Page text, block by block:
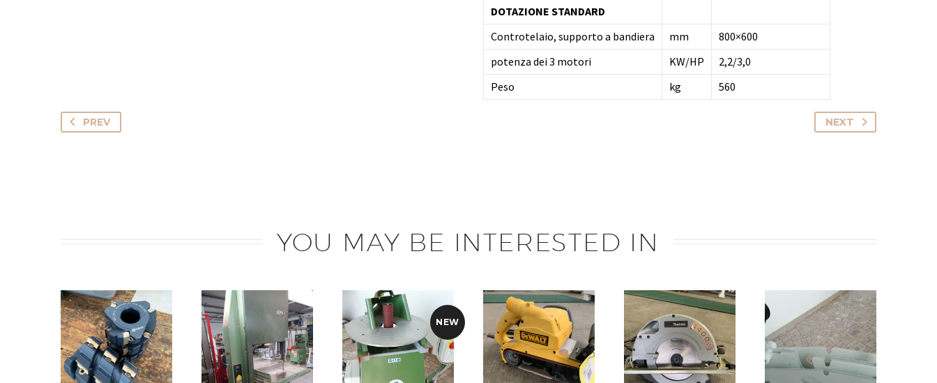
DOTAZIONE STANDARD
Controtelaio, supporto a bandiera
mm
800×600
potenza dei 3 motori
KW/HP
2,2/3,0
Peso
kg 560
PREV NEXT
YOU MAY BE INTERESTED IN
NEW